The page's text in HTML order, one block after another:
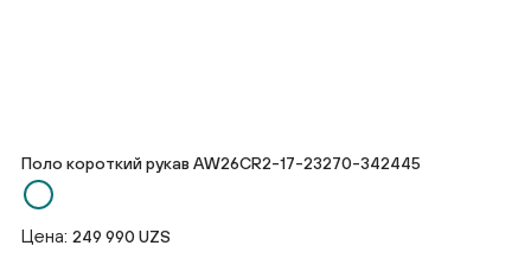
Поло короткий рукав AW26CR2-17-23270-342445
Цена: 249 990 UZS